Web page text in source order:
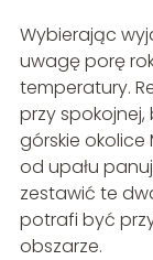
Wybierając
uwagę porę
temperatury.
przy
górskie
od upału
zestawić te
potrafi być
obszarze.